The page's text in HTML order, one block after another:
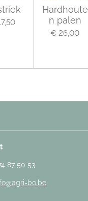
Hardhoute
n palen
€ 26,00
87 50 53
bo.be